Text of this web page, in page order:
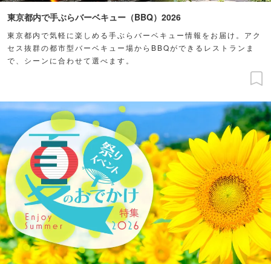
東京都内で手ぶらバーベキュー（BBQ）2026
東京都内で気軽に楽しめる手ぶらバーベキュー情報をお届け。アク
セス抜群の都市型バーベキュー場からBBQができるレストランま
で、シーンに合わせて選べます。